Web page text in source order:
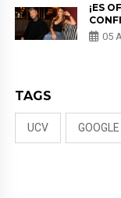
¡ES
PUDO
05
TAGS
UCV GOOGLE